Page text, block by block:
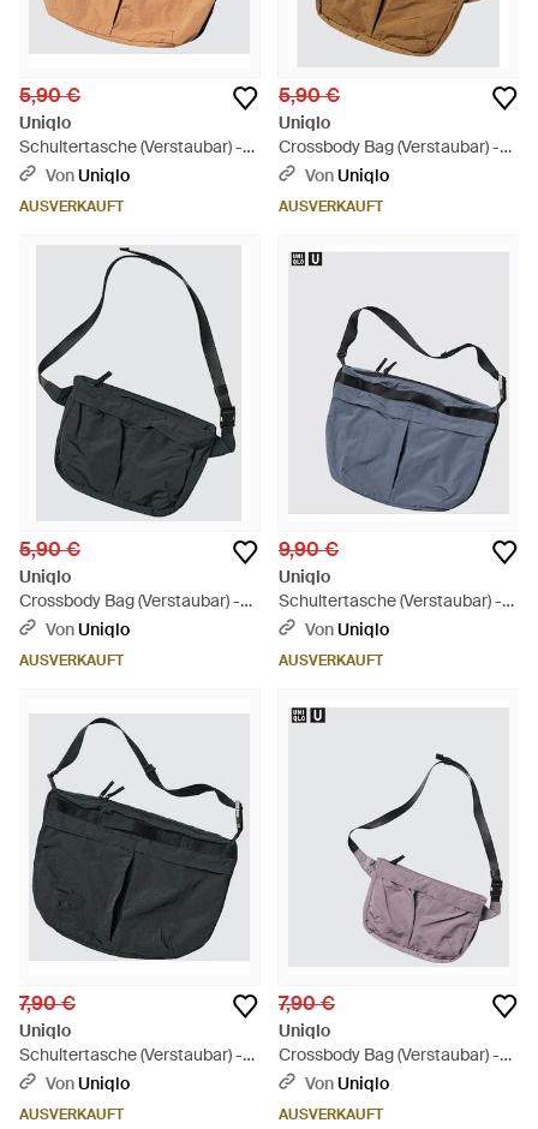
5,90 €
Uniqlo
Schultertasche (Verstaubar) -
Orange
VonUniqlo
AUSVERKAUFT
5,90 €
Uniqlo
Crossbody Bag (Verstaubar) -
WeißVonUniqlo
AUSVERKAUFT
5,90 €
Uniqlo
Crossbody Bag (Verstaubar) -
Schwarz
VonUniqlo
AUSVERKAUFT
9,90 €
Uniqlo
Schultertasche (Verstaubar) -
BlauVonUniqlo
AUSVERKAUFT
7,90 €
Uniqlo
Schultertasche (Verstaubar) -
BlauVonUniqlo
AUSVERKAUFT
7,90 €
Uniqlo
Crossbody Bag (Verstaubar) -
PinkVonUniqlo
AUSVERKAUFT